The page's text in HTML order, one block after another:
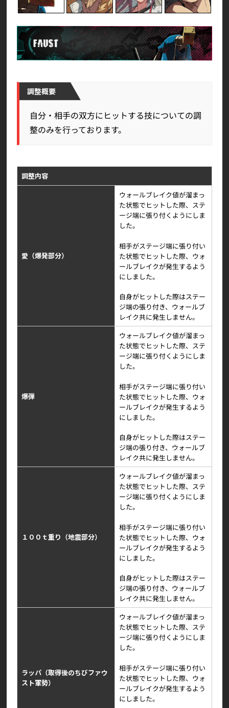
調整概要
自分・相手の双方にヒットする技についての調
整のみを行っております。
調整内容
愛（爆発部分）
ウォールブレイク値が溜まっ
た状態でヒットした際、ステ
ージ端に張り付くようにしま
した。
相手がステージ端に張り付い
た状態でヒットした際、ウォ
ールブレイクが発生するよう
にしました。
自身がヒットした際はステー
ジ端の張り付き、ウォールブ
レイク共に発生しません。
爆弾
ウォールブレイク値が溜まっ
た状態でヒットした際、ステ
ージ端に張り付くようにしま
した。
相手がステージ端に張り付い
た状態でヒットした際、ウォ
ールブレイクが発生するよう
にしました。
自身がヒットした際はステー
ジ端の張り付き、ウォールブ
レイク共に発生しません。
１００ｔ重り（地震部分）
ウォールブレイク値が溜まっ
た状態でヒットした際、ステ
ージ端に張り付くようにしま
した。
相手がステージ端に張り付い
た状態でヒットした際、ウォ
ールブレイクが発生するよう
にしました。
自身がヒットした際はステー
ジ端の張り付き、ウォールブ
レイク共に発生しません。
ラッパ（取得後のちびファウ
スト軍勢）
ウォールブレイク値が溜まっ
た状態でヒットした際、ステ
ージ端に張り付くようにしま
した。
相手がステージ端に張り付い
た状態でヒットした際、ウォ
ールブレイクが発生するよう
にしました。